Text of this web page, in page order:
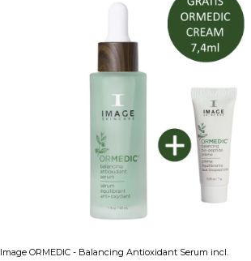
Image ORMEDIC - Balancing Antioxidant Serum incl.